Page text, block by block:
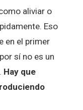
aliviar o
Eso
en el primer
sí no es un
Hay que